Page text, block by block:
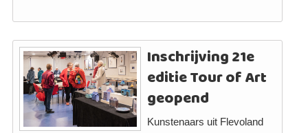
Inschrijving 21e
editie Tour of Art
geopend
Kunstenaars uit Flevoland